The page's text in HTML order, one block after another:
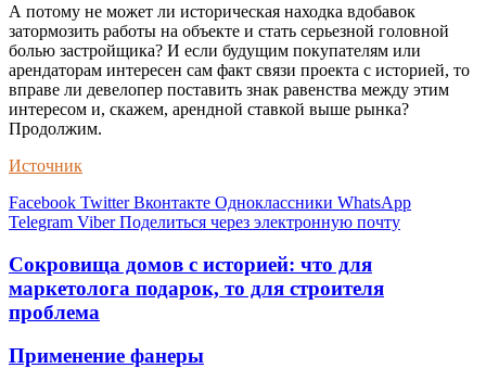
А потому не может ли историческая находка вдобавок
затормозить работы на объекте и стать серьезной головной
болью застройщика? И если будущим покупателям или
арендаторам интересен сам факт связи проекта с историей, то
вправе ли девелопер поставить знак равенства между этим
интересом и, скажем, арендной ставкой выше рынка?
Продолжим.
Источник
Facebook Twitter Вконтакте Одноклассники WhatsApp
Telegram Viber Поделиться через электронную почту
Сокровища домов с историей: что для
маркетолога подарок, то для строителя
проблема
Применение фанеры